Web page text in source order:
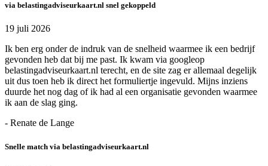
via belastingadviseurkaart.nl snel gekoppeld
19 juli 2026
Ik ben erg onder de indruk van de snelheid waarmee ik een bedrijf
gevonden heb dat bij me past. Ik kwam via googleop
belastingadviseurkaart.nl terecht, en de site zag er allemaal degelijk
uit dus toen heb ik direct het formuliertje ingevuld. Mijns inziens
duurde het nog dag of ik had al een organisatie gevonden waarmee
ik aan de slag ging.
- Renate de Lange
Snelle match via belastingadviseurkaart.nl